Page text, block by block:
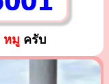
หมู ครับ